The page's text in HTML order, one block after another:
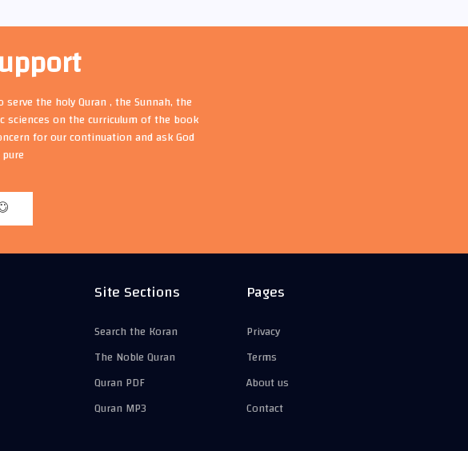
the holy Quran , the Sunnah, the
on the curriculum of the book
for our continuation and ask God
.
Pages
Privacy
Terms
About us
Contact
Site Sections
Search the Koran
The Noble Quran
Quran PDF
Quran MP3